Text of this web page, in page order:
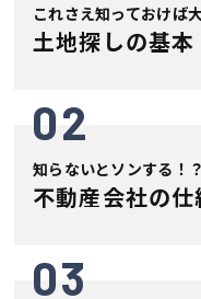
これさえ知っておけば
土地探しの基本
02
知らないとソンする！？
不動産会社の仕
03